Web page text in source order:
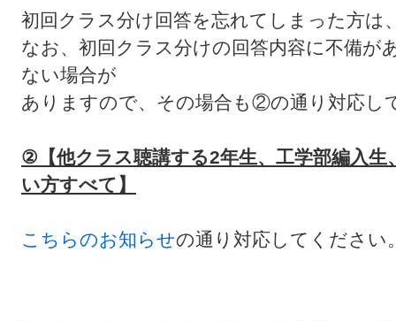
初回クラス分け回答を忘れてしまった方
なお、初回クラス分けの回答内容に不備が
ない場合が
ありますので、その場合も②の通り対応し
②【他クラス聴講する2年生、工学部編入
い方すべて】
こちらのお知らせの通り対応してください